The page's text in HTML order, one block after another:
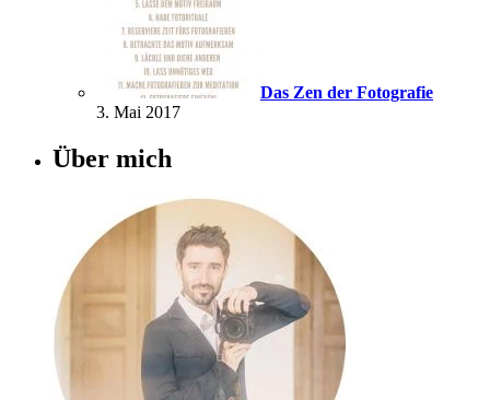
Das Zen der Fotografie
3. Mai 2017
Über mich